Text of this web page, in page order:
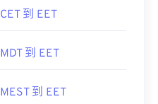
CET 到 EET
MDT 到 EET
MEST 到 EET